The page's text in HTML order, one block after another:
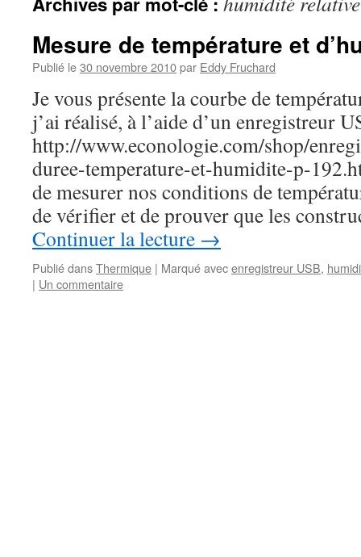
Mesure de température et
Publié le30 novembre 2010par Eddy Fruchard
Je vous présente la courbe de
j’ai réalisé, à l’aide d’un enregistreur
http://www.econologie.com/shop/
duree-temperature-et-humidite-p-
de mesurer nos conditions de
de vérifier et de prouver que les
Continuer la lecture →
Publié dansThermique | Marqué avecenregistreur USB,
| Un commentaire